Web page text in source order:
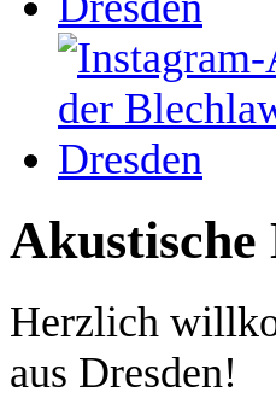
Herzlich
aus Dresden!